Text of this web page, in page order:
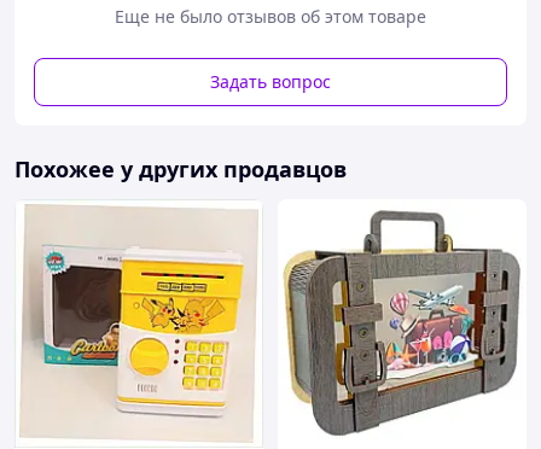
Еще не было отзывов об этом товаре
Задать вопрос
Похожее у других продавцов